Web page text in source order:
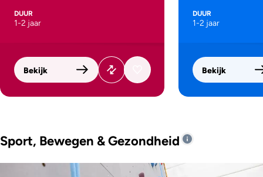
DUUR
1-2 jaar
Bekijk
DUUR
1-2 jaar
Bekijk
Sport, Bewegen & Gezondheid